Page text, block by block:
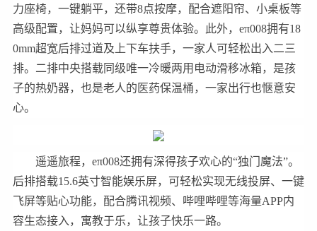
力座椅，一键躺平，还带8点按摩，配合遮阳帘、小桌板等
高级配置，让妈妈可以纵享尊贵体验。此外，eπ008拥有18
0mm超宽后排过道及上下车扶手，一家人可轻松出入二三
排。二排中央搭载同级唯一冷暖两用电动滑移冰箱，是孩
子的热奶器，也是老人的医药保温桶，一家出行也惬意安
心。
遥遥旅程，eπ008还拥有深得孩子欢心的“独门魔法”。
后排搭载15.6英寸智能娱乐屏，可轻松实现无线投屏、一键
飞屏等贴心功能，配合腾讯视频、哔哩哔哩等海量APP内
容生态接入，寓教于乐，让孩子快乐一路。